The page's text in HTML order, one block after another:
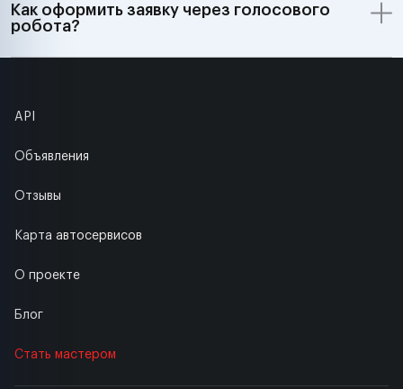
Как оформить заявку через голосового
робота?
API
Объявления
Отзывы
Карта автосервисов
О проекте
Блог
Стать мастером